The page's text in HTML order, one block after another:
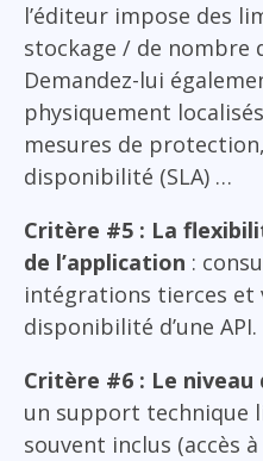
l’éditeur impose des
stockage / de nombre
Demandez-lui
physiquement
mesures de
disponibilité (SLA) …
Critère #5 : La
de l’application :
intégrations tierces et
disponibilité d’une API.
Critère #6 : Le niveau
un support technique
souvent inclus (accès